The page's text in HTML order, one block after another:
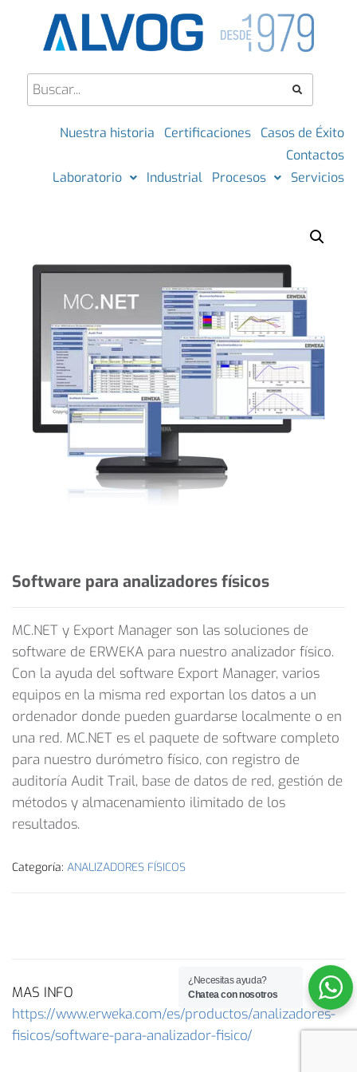
Nuestra historia Certificaciones
Casos de Éxito
Contactos
Laboratorio
Industrial Procesos Servicios
Software para analizadores físicos
MC.NET y Export Manager son las soluciones de
software de ERWEKA para nuestro analizador físico.
Con la ayuda del software Export Manager, varios
equipos en la misma red exportan los datos a un
ordenador donde pueden guardarse localmente o en
una red. MC.NET es el paquete de software completo
para nuestro durómetro físico, con registro de
auditoría Audit Trail, base de datos de red, gestión de
métodos y almacenamiento ilimitado de los
resultados.
Categoría: ANALIZADORES FÍSICOS
MAS INFO
https://www.erweka.com/es/productos/analizadores-
fisicos/software-para-analizador-fisico/
¿Necesitas ayuda?
Chatea con nosotros